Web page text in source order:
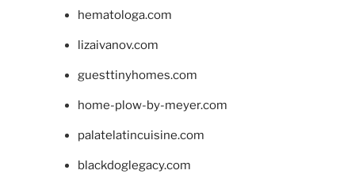
hematologa.com
lizaivanov.com
guesttinyhomes.com
home-plow-by-meyer.com
palatelatincuisine.com
blackdoglegacy.com